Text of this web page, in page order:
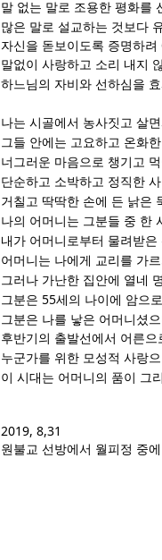
말 없는 말로 조용한 평화를
많은 말로 설교하는 것보다
자신을 돋보이도록 증명하려
말없이 사랑하고 소리 내지
하느님의 자비와 선하심을
나는 시골에서 농사짓고 살
그들 안에는 고요하고 온화
너그러운 마음으로 챙기고
단순하고 소박하고 정직한
거칠고 딱딱한 손에 든 낡은
나의 어머니는 그분들 중 한
내가 어머니로부터 물려받
어머니는 나에게 교리를 가
그러나 가난한 집안에 열네
그분은 55세의 나이에 암으
그분은 나를 낳은 어머니셨
후반기의 출발선에서 어른
누군가를 위한 모성적 사랑
이 시대는 어머니의 품이 그
2019, 8,31
원불교 선방에서 월피정 중에